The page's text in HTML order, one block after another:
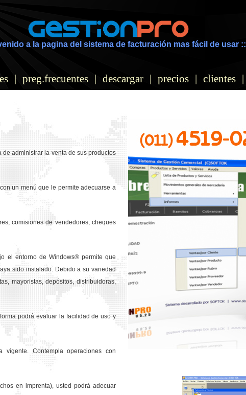
a la pagina del sistema de facturación mas fácil de usar ::
| preg.frecuentes| descargar| precios| clientes|
administrar la venta de sus productos
un menú que le permite adecuarse a
comisiones de vendedores, cheques
el entorno de Windows® permite que
sido instalado. Debido a su variedad
mayoristas, depósitos, distribuidoras,
podrá evaluar la facilidad de uso y
vigente. Contempla operaciones con
en imprenta), usted podrá adecuar